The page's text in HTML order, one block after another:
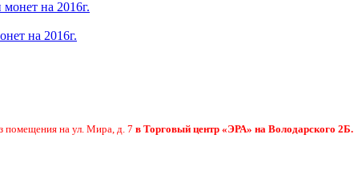
на 2016г.
помещения на ул. Мира, д. 7 в Торговый центр «ЭРА» на Володарского 2Б.